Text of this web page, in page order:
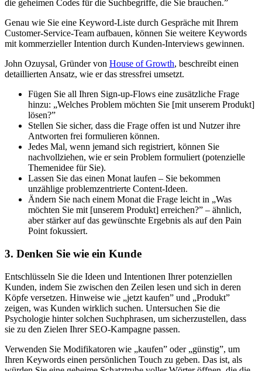
die geheimen Codes für die Suchbegriffe, die Sie brauchen.”
Genau wie Sie eine Keyword-Liste durch Gespräche mit Ihrem
Customer-Service-Team aufbauen, können Sie weitere Keywords
mit kommerzieller Intention durch Kunden-Interviews gewinnen.
John Ozuysal, Gründer von House of Growth, beschreibt einen
detaillierten Ansatz, wie er das stressfrei umsetzt.
Fügen Sie all Ihren Sign-up-Flows eine zusätzliche Frage
hinzu: „Welches Problem möchten Sie [mit unserem Produkt]
lösen?”
Stellen Sie sicher, dass die Frage offen ist und Nutzer ihre
Antworten frei formulieren können.
Jedes Mal, wenn jemand sich registriert, können Sie
nachvollziehen, wie er sein Problem formuliert (potenzielle
Themenidee für Sie).
Lassen Sie das einen Monat laufen – Sie bekommen
unzählige problemzentrierte Content-Ideen.
Ändern Sie nach einem Monat die Frage leicht in „Was
möchten Sie mit [unserem Produkt] erreichen?” – ähnlich,
aber stärker auf das gewünschte Ergebnis als auf den Pain
Point fokussiert.
3. Denken Sie wie ein Kunde
Entschlüsseln Sie die Ideen und Intentionen Ihrer potenziellen
Kunden, indem Sie zwischen den Zeilen lesen und sich in deren
Köpfe versetzen. Hinweise wie „jetzt kaufen” und „Produkt”
zeigen, was Kunden wirklich suchen. Untersuchen Sie die
Psychologie hinter solchen Suchphrasen, um sicherzustellen, dass
sie zu den Zielen Ihrer SEO-Kampagne passen.
Verwenden Sie Modifikatoren wie „kaufen” oder „günstig”, um
Ihren Keywords einen persönlichen Touch zu geben. Das ist, als